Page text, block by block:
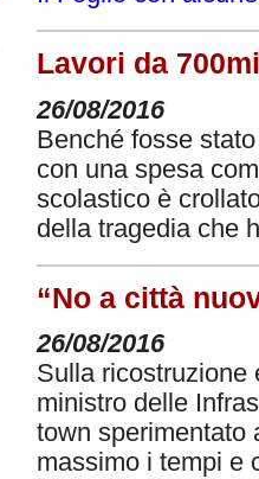
Lavori da
26/08/2016
Benché fosse
con una spesa
scolastico è
della tragedia che
“No a città
26/08/2016
Sulla ricostruzione
ministro delle
town sperimentato
massimo i tempi e